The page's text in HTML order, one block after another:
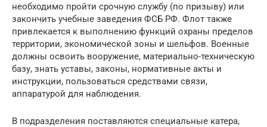
необходимо пройти срочную службу (по призыву) или
закончить учебные заведения ФСБ РФ. Флот также
привлекается к выполнению функций охраны пределов
территории, экономической зоны и шельфов. Военные
должны освоить вооружение, материально-техническую
базу, знать уставы, законы, нормативные акты и
инструкции, пользоваться средствами связи,
аппаратурой для наблюдения.
В подразделения поставляются специальные катера,